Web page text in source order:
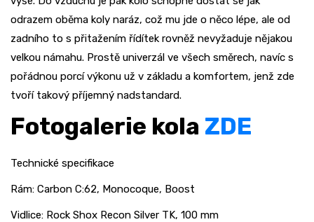
odrazem oběma koly naráz, což mu jde o něco lépe, ale od
zadního to s přitažením řídítek rovněž nevyžaduje nějakou
velkou námahu. Prostě univerzál ve všech směrech, navíc s
pořádnou porcí výkonu už v základu a komfortem, jenž zde
tvoří takový příjemný nadstandard.
Fotogalerie kola ZDE
Technické specifikace
Rám: Carbon C:62, Monocoque, Boost
Vidlice: Rock Shox Recon Silver TK, 100 mm